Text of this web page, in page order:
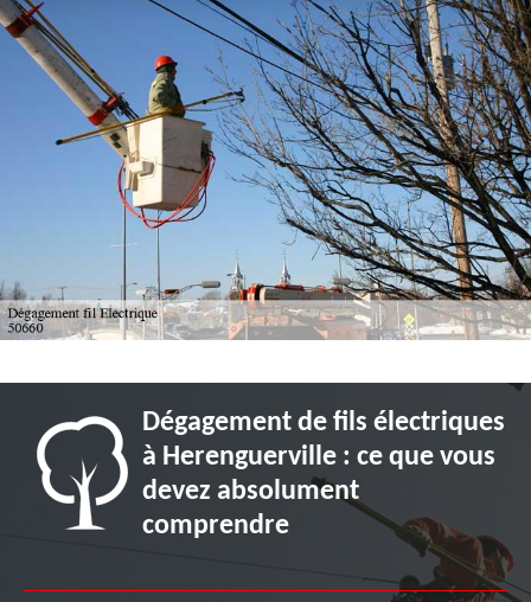
Dégagement de fils électriques
à Herenguerville : ce que vous
devez absolument
comprendre